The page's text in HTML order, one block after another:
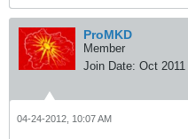
ProMKD
Member
Join Date: Oct 2011
04-24-2012, 10:07 AM